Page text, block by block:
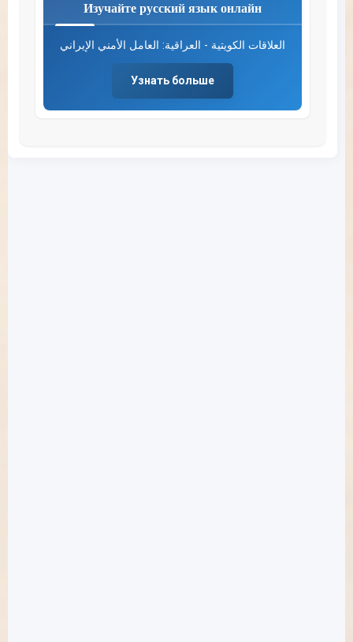
Изучайте русский язык онлайн
العلاقات الكويتية - العراقية: العامل الأمني الإيراني
Узнать больше